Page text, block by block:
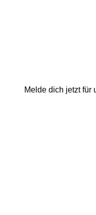
Melde dich jetzt für